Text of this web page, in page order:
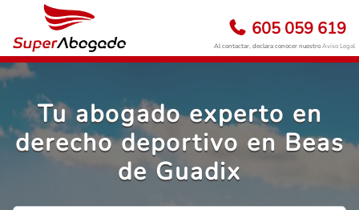
605 059 619
Al contactar, declara conocer nuestroAviso Legal
Tu abogado experto en
derecho deportivo en Beas
de Guadix